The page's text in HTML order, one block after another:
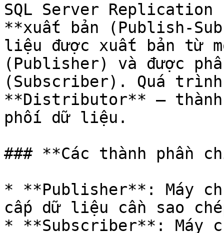
SQL Server
**xuất bản (Publish-
liệu được xuất bản từ
(Publisher) và được
(Subscriber). Quá
**Distributor** – thành
phối dữ liệu.
### **Các thành phần
* **Publisher**: Máy
cấp dữ liệu cần sao
* **Subscriber**: Máy